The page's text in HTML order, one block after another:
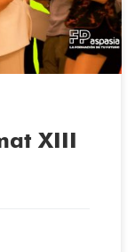
XIII